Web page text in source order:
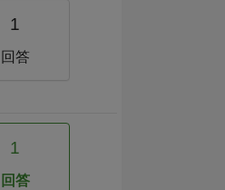
1
回答
1
回答